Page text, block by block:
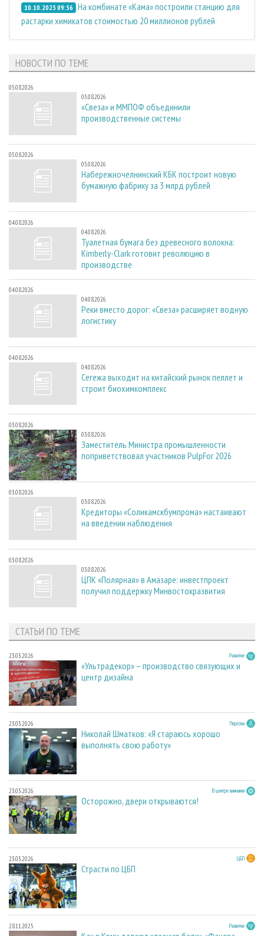
10.10.2025 09:56 На комбинате «Кама» построили станцию для
растарки химикатов стоимостью 20 миллионов рублей
НОВОСТИ ПО ТЕМЕ
05.08.2026
05.08.2026
«Свеза» и ММПОФ объединили
производственные системы
05.08.2026
05.08.2026
Набережночелнинский КБК построит новую
бумажную фабрику за 3 млрд рублей
04.08.2026
04.08.2026
Туалетная бумага без древесного волокна:
Kimberly-Clark готовит революцию в
производстве
04.08.2026
04.08.2026
Реки вместо дорог: «Свеза» расширяет водную
логистику
04.08.2026
04.08.2026
Сегежа выходит на китайский рынок пеллет и
строит биохимкомплекс
03.08.2026
03.08.2026
Заместитель Министра промышленности
поприветствовал участников PulpFor 2026
03.08.2026
03.08.2026
Кредиторы «Соликамскбумпрома» настаивают
на введении наблюдения
03.08.2026
03.08.2026
ЦПК «Полярная» в Амазаре: инвестпроект
получил поддержку Минвостокразвития
СТАТЬИ ПО ТЕМЕ
23.03.2026 Развитие
«Ультрадекор» – производство связующих и
центр дизайна
23.03.2026 Персона
Николай Шматков: «Я стараюсь хорошо
выполнять свою работу»
23.03.2026 В центре внимания
Осторожно, двери открываются!
23.03.2026 ЦБП
Страсти по ЦБП
28.11.2025 Развитие